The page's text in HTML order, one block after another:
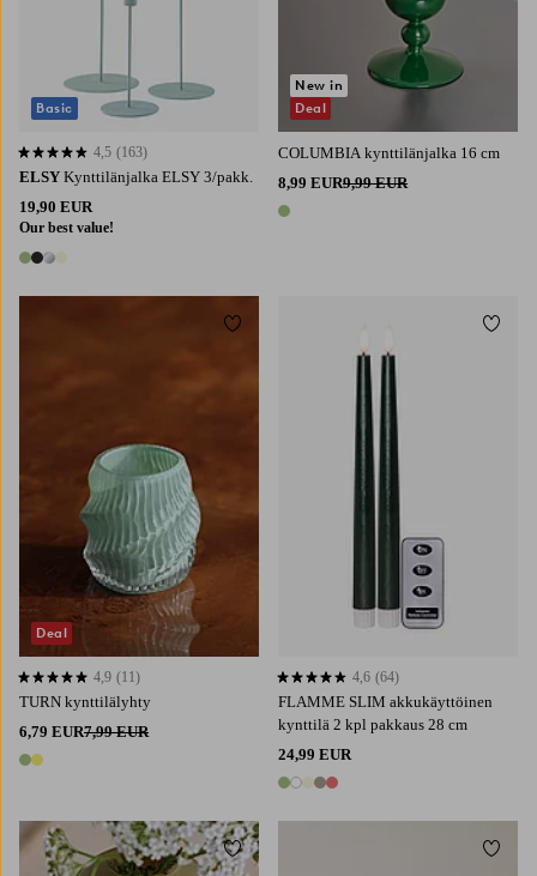
ELSY Kynttilänjalka ELSY 3/pakk.
19,90 EUR
Our best value!
4 värejä
4,5 perustuen 163 arvosanaan
4,5 (163)
Basic
COLUMBIA kynttilänjalka 16 cm
8,99 EUR9,99 EUR
1 väri
New in
Deal
TURN kynttilälyhty
6,79 EUR7,99 EUR
2 värejä
4,9 perustuen 11 arvosanaan
4,9 (11)
Deal
Lisää suosikkeihin
FLAMME SLIM akkukäyttöinen
kynttilä 2 kpl pakkaus 28 cm
24,99 EUR
5 värejä
4,6 perustuen 64 arvosanaan
4,6 (64)
Lisää
Lisää suosikkeihin Lisää